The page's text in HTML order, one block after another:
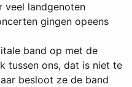
veel landgenoten
gingen opeens
band op met de
tussen ons, dat is niet te
besloot ze de band